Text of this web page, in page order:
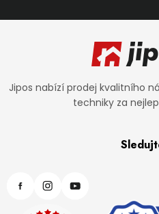
Zápatí
Jipos nabízí prodej kvalitního
techniky za